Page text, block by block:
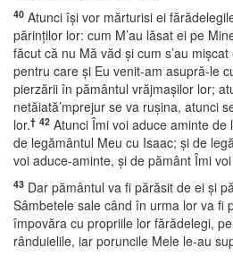
40 Atunci îşi vor mărturisi ei
părinţilor lor: cum M’au lăsat ei pe
făcut că nu Mă văd şi cum s’au
pentru care şi Eu venit-am asupră-le
pierzării în pământul vrăjmaşilor lor;
netăiată’mprejur se va ruşina, atunci
lor.† 42 Atunci Îmi voi aduce aminte
de legământul Meu cu Isaac; şi de
voi aduce-aminte, şi de pământ Îmi
43 Dar pământul va fi părăsit de ei şi
Sâmbetele sale când în urma lor va fi
împovăra cu propriile lor fărădelegi,
rânduielile, iar poruncile Mele le-au